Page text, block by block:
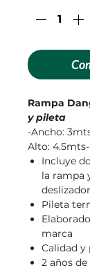
Rampa
y pileta
-Ancho:
Alto: 4.5mts-
Incluye
la rampa
Pileta
marca
Calidad y
2 años